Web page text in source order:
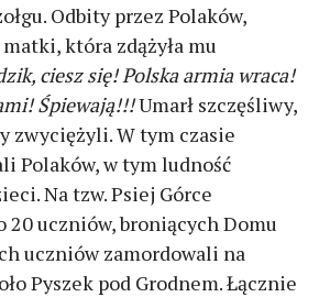
Odbity przez Polaków,
która zdążyła mu
ciesz się! Polska armia wraca!
Śpiewają!!!Umarł szczęśliwy,
zwyciężyli. W tym czasie
Polaków, w tym ludność
Na tzw. Psiej Górce
20 uczniów, broniących Domu
uczniów zamordowali na
Pyszek pod Grodnem. Łącznie